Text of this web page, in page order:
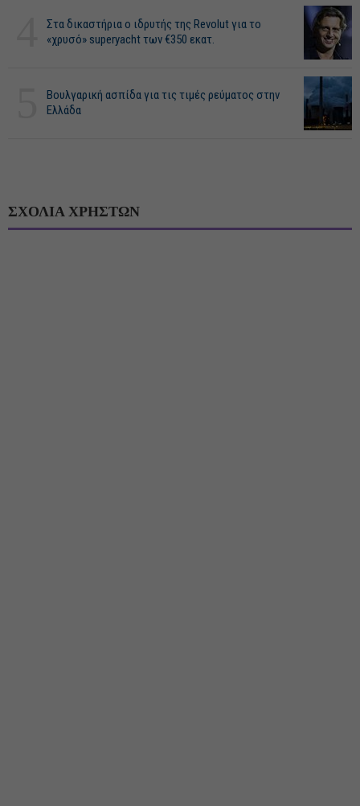
Στα δικαστήρια ο ιδρυτής της Revolut για το
«χρυσό» superyacht των €350 εκατ.
Βουλγαρική ασπίδα για τις τιμές ρεύματος στην
Ελλάδα
ΣΧΟΛΙΑ ΧΡΗΣΤΩΝ